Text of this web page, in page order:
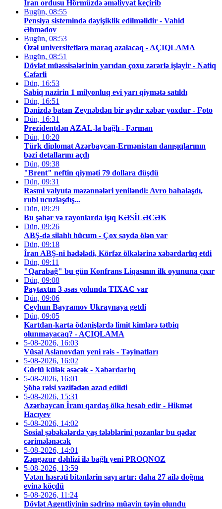
İran ordusu Hörmüzdə əməliyyat keçirib
Bugün, 08:55
Pensiya sistemində dəyişiklik edilməlidir - Vahid
Əhmədov
Bugün, 08:53
Özəl universitetlərə maraq azalacaq - AÇIQLAMA
Bugün, 08:51
Dövlət müəssisələrinin yarıdan çoxu zərərlə işləyir - Natiq
Cəfərli
Dün, 16:53
Sabiq nazirin 1 milyonluq evi yarı qiymətə satıldı
Dün, 16:51
Dənizdə batan Zeynəbdən bir aydır xəbər yoxdur - Foto
Dün, 16:31
Prezidentdən AZAL-la bağlı - Fərman
Dün, 10:20
Türk diplomat Azərbaycan-Ermənistan danışıqlarının
bəzi detallarını açdı
Dün, 09:38
"Brent" neftin qiyməti 79 dollara düşdü
Dün, 09:31
Rəsmi valyuta məzənnələri yeniləndi: Avro bahalaşdı,
rubl ucuzlaşdış...
Dün, 09:29
Bu şəhər və rayonlarda işıq KƏSİLƏCƏK
Dün, 09:26
ABŞ-də silahlı hücum - Çox sayda ölən var
Dün, 09:18
İran ABŞ-ni hədələdi, Körfəz ölkələrinə xəbərdarlıq etdi
Dün, 09:11
"Qarabağ" bu gün Konfrans Liqasının ilk oyununa çıxır
Dün, 09:08
Paytaxtın 3 əsas yolunda TIXAC var
Dün, 09:06
Ceyhun Bayramov Ukraynaya getdi
Dün, 09:05
Kartdan-karta ödənişlərdə limit kimlərə tətbiq
olunmayacaq? - AÇIQLAMA
5-08-2026, 16:03
Vüsal Aslanovdan yeni rəis - Təyinatları
5-08-2026, 16:02
Güclü külək əsəcək - Xəbərdarlıq
5-08-2026, 16:01
Şöbə rəisi vəzifədən azad edildi
5-08-2026, 15:31
Azərbaycan İranı qardaş ölkə hesab edir - Hikmət
Hacıyev
5-08-2026, 14:02
Sosial şəbəkələrdə yaş tələblərini pozanlar bu qədər
cərimələnəcək
5-08-2026, 14:01
Zəngəzur dəhlizi ilə bağlı yeni PROQNOZ
5-08-2026, 13:59
Vətən həsrəti bitənlərin sayı artır: daha 27 ailə doğma
evinə köçdü
5-08-2026, 11:24
Dövlət Agentliyinin sədrinə müavin təyin olundu